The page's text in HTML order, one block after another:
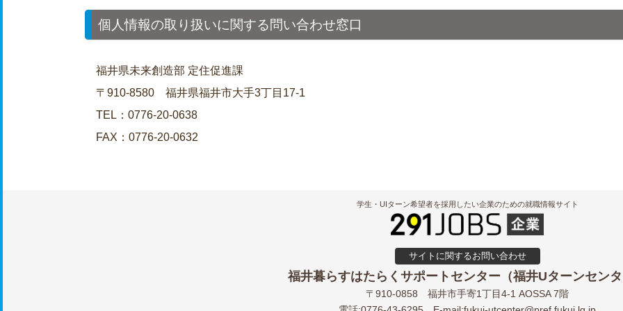
個人情報の取り扱いに関する問い合わせ窓口
福井県未来創造部 定住促進課
〒910-8580 福井県福井市大手3丁目17-1
TEL：0776-20-0638
FAX：0776-20-0632
学生・UIターン希望者を採用したい企業のための就職情報サイト
サイトに関するお問い合わせ
福井暮らすはたらくサポートセンター（福井Uターンセン
〒910-0858
福井市手寄1丁目4-1 AOSSA 7階